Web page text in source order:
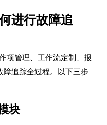
进行故障追
项管理、工作流定制、报
障追踪全过程。以下三步
块